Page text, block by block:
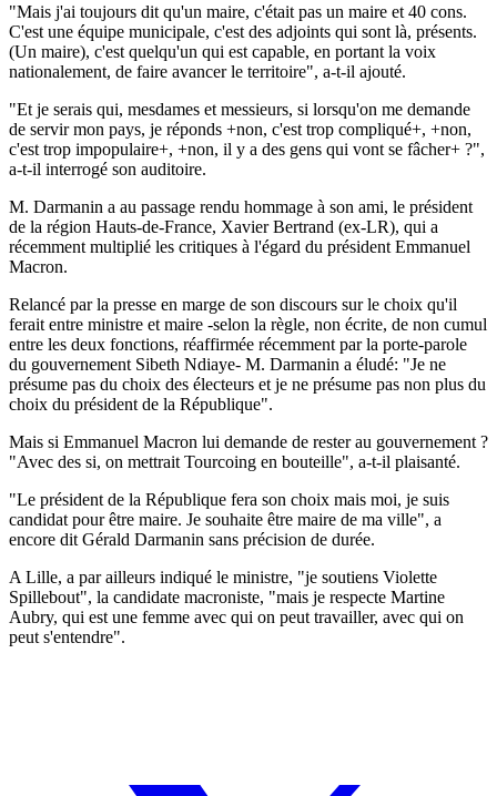
"Mais j'ai toujours dit qu'un maire, c'était pas un maire et 40 cons.
C'est une équipe municipale, c'est des adjoints qui sont là, présents.
(Un maire), c'est quelqu'un qui est capable, en portant la voix
nationalement, de faire avancer le territoire", a-t-il ajouté.
"Et je serais qui, mesdames et messieurs, si lorsqu'on me demande
de servir mon pays, je réponds +non, c'est trop compliqué+, +non,
c'est trop impopulaire+, +non, il y a des gens qui vont se fâcher+ ?",
a-t-il interrogé son auditoire.
M. Darmanin a au passage rendu hommage à son ami, le président
de la région Hauts-de-France, Xavier Bertrand (ex-LR), qui a
récemment multiplié les critiques à l'égard du président Emmanuel
Macron.
Relancé par la presse en marge de son discours sur le choix qu'il
ferait entre ministre et maire -selon la règle, non écrite, de non cumul
entre les deux fonctions, réaffirmée récemment par la porte-parole
du gouvernement Sibeth Ndiaye- M. Darmanin a éludé: "Je ne
présume pas du choix des électeurs et je ne présume pas non plus du
choix du président de la République".
Mais si Emmanuel Macron lui demande de rester au gouvernement ?
"Avec des si, on mettrait Tourcoing en bouteille", a-t-il plaisanté.
"Le président de la République fera son choix mais moi, je suis
candidat pour être maire. Je souhaite être maire de ma ville", a
encore dit Gérald Darmanin sans précision de durée.
A Lille, a par ailleurs indiqué le ministre, "je soutiens Violette
Spillebout", la candidate macroniste, "mais je respecte Martine
Aubry, qui est une femme avec qui on peut travailler, avec qui on
peut s'entendre".